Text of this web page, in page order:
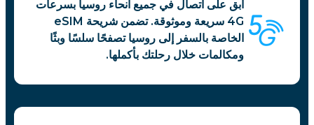
ابق على اتصال في جميع أنحاء روسيا بسرعات
4G سريعة وموثوقة. تضمن شريحة eSIM
الخاصة بالسفر إلى روسيا تصفحًا سلسًا وبثًا
ومكالمات خلال رحلتك بأكملها.